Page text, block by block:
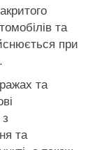
та
при
та
та